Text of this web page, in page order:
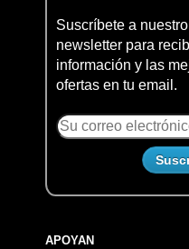
Suscríbete a nuestro
newsletter para
información y las
ofertas en tu email.
APOYAN